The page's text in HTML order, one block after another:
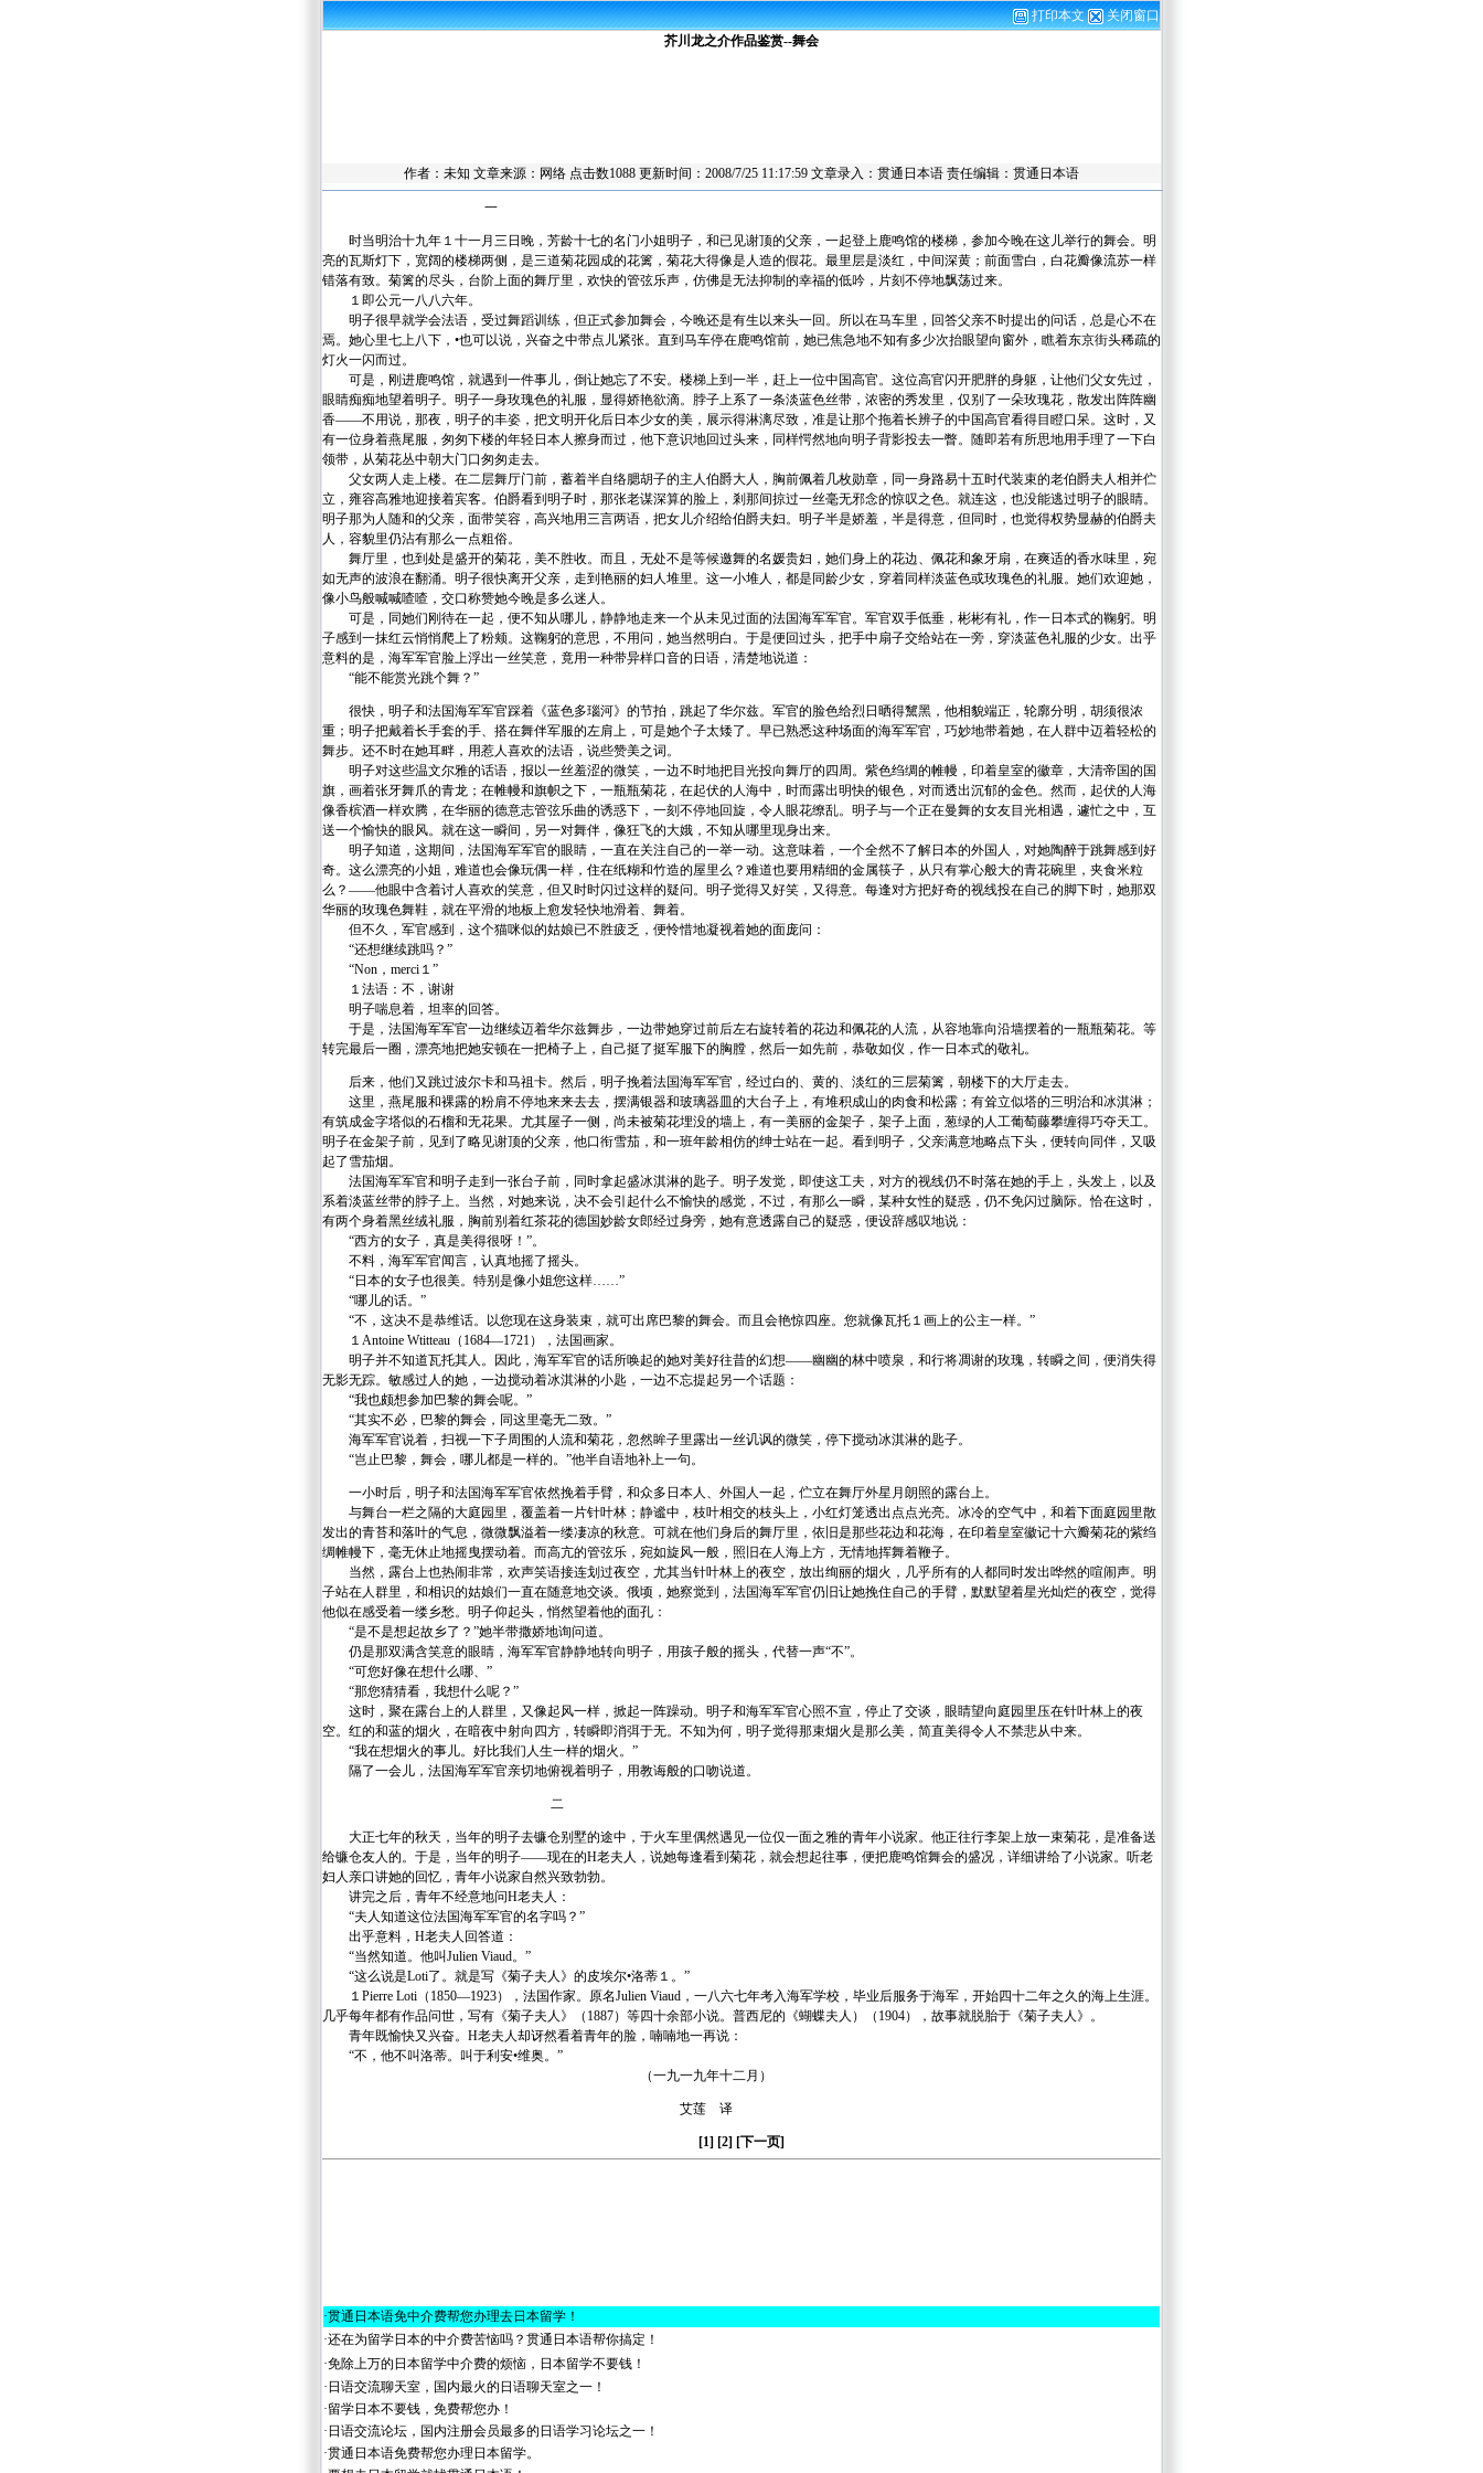
打印本文
关闭窗口
芥川龙之介作品鉴赏--舞会
作者：未知 文章来源： 网络 点击数1088 更新时间：2008/7/25 11:17:59 文章录入：贯通日本语 责任编辑：贯通日本语
一
时当明治十九年１十一月三日晚，芳龄十七的名门小姐明子，和已见谢顶的父亲，一起登上鹿鸣馆的楼梯，参加今晚在这儿举行的舞会。明
亮的瓦斯灯下，宽阔的楼梯两侧，是三道菊花园成的花篱，菊花大得像是人造的假花。最里层是淡红，中间深黄；前面雪白，白花瓣像流苏一样
错落有致。菊篱的尽头，台阶上面的舞厅里，欢快的管弦乐声，仿佛是无法抑制的幸福的低吟，片刻不停地飘荡过来。
１即公元一八八六年。
明子很早就学会法语，受过舞蹈训练，但正式参加舞会，今晚还是有生以来头一回。所以在马车里，回答父亲不时提出的问话，总是心不在
焉。她心里七上八下，•也可以说，兴奋之中带点儿紧张。直到马车停在鹿鸣馆前，她已焦急地不知有多少次抬眼望向窗外，瞧着东京街头稀疏的
灯火一闪而过。
可是，刚进鹿鸣馆，就遇到一件事儿，倒让她忘了不安。楼梯上到一半，赶上一位中国高官。这位高官闪开肥胖的身躯，让他们父女先过，
眼睛痴痴地望着明子。明子一身玫瑰色的礼服，显得娇艳欲滴。脖子上系了一条淡蓝色丝带，浓密的秀发里，仅别了一朵玫瑰花，散发出阵阵幽
香——不用说，那夜，明子的丰姿，把文明开化后日本少女的美，展示得淋漓尽致，准是让那个拖着长辨子的中国高官看得目瞪口呆。这时，又
有一位身着燕尾服，匆匆下楼的年轻日本人擦身而过，他下意识地回过头来，同样愕然地向明子背影投去一瞥。随即若有所思地用手理了一下白
领带，从菊花丛中朝大门口匆匆走去。
父女两人走上楼。在二层舞厅门前，蓄着半自络腮胡子的主人伯爵大人，胸前佩着几枚勋章，同一身路易十五时代装束的老伯爵夫人相并伫
立，雍容高雅地迎接着宾客。伯爵看到明子时，那张老谋深算的脸上，剎那间掠过一丝毫无邪念的惊叹之色。就连这，也没能逃过明子的眼睛。
明子那为人随和的父亲，面带笑容，高兴地用三言两语，把女儿介绍给伯爵夫妇。明子半是娇羞，半是得意，但同时，也觉得权势显赫的伯爵夫
人，容貌里仍沾有那么一点粗俗。
舞厅里，也到处是盛开的菊花，美不胜收。而且，无处不是等候邀舞的名媛贵妇，她们身上的花边、佩花和象牙扇，在爽适的香水味里，宛
如无声的波浪在翻涌。明子很快离开父亲，走到艳丽的妇人堆里。这一小堆人，都是同龄少女，穿着同样淡蓝色或玫瑰色的礼服。她们欢迎她，
像小鸟般喊喊喳喳，交口称赞她今晚是多么迷人。
可是，同她们刚待在一起，便不知从哪儿，静静地走来一个从未见过面的法国海军军官。军官双手低垂，彬彬有礼，作一日本式的鞠躬。明
子感到一抹红云悄悄爬上了粉颊。这鞠躬的意思，不用问，她当然明白。于是便回过头，把手中扇子交给站在一旁，穿淡蓝色礼服的少女。出乎
意料的是，海军军官脸上浮出一丝笑意，竟用一种带异样口音的日语，清楚地说道：
“能不能赏光跳个舞？”
很快，明子和法国海军军官踩着《蓝色多瑙河》的节拍，跳起了华尔兹。军官的脸色给烈日晒得黧黑，他相貌端正，轮廓分明，胡须很浓
重；明子把戴着长手套的手、搭在舞伴军服的左肩上，可是她个子太矮了。早已熟悉这种场面的海军军官，巧妙地带着她，在人群中迈着轻松的
舞步。还不时在她耳畔，用惹人喜欢的法语，说些赞美之词。
明子对这些温文尔雅的话语，报以一丝羞涩的微笑，一边不时地把目光投向舞厅的四周。紫色绉绸的帷幔，印着皇室的徽章，大清帝国的国
旗，画着张牙舞爪的青龙；在帷幔和旗帜之下，一瓶瓶菊花，在起伏的人海中，时而露出明快的银色，对而透出沉郁的金色。然而，起伏的人海
像香槟酒一样欢腾，在华丽的德意志管弦乐曲的诱惑下，一刻不停地回旋，令人眼花缭乱。明子与一个正在曼舞的女友目光相遇，遽忙之中，互
送一个愉快的眼风。就在这一瞬间，另一对舞伴，像狂飞的大娥，不知从哪里现身出来。
明子知道，这期间，法国海军军官的眼睛，一直在关注自己的一举一动。这意味着，一个全然不了解日本的外国人，对她陶醉于跳舞感到好
奇。这么漂亮的小姐，难道也会像玩偶一样，住在纸糊和竹造的屋里么？难道也要用精细的金属筷子，从只有掌心般大的青花碗里，夹食米粒
么？——他眼中含着讨人喜欢的笑意，但又时时闪过这样的疑问。明子觉得又好笑，又得意。每逢对方把好奇的视线投在自己的脚下时，她那双
华丽的玫瑰色舞鞋，就在平滑的地板上愈发轻快地滑着、舞着。
但不久，军官感到，这个猫咪似的姑娘已不胜疲乏，便怜惜地凝视着她的面庞问：
“还想继续跳吗？”
“Non，merci１”
１法语：不，谢谢
明子喘息着，坦率的回答。
于是，法国海军军官一边继续迈着华尔兹舞步，一边带她穿过前后左右旋转着的花边和佩花的人流，从容地靠向沿墙摆着的一瓶瓶菊花。等
转完最后一圈，漂亮地把她安顿在一把椅子上，自己挺了挺军服下的胸膛，然后一如先前，恭敬如仪，作一日本式的敬礼。
后来，他们又跳过波尔卡和马祖卡。然后，明子挽着法国海军军官，经过白的、黄的、淡红的三层菊篱，朝楼下的大厅走去。
这里，燕尾服和裸露的粉肩不停地来来去去，摆满银器和玻璃器皿的大台子上，有堆积成山的肉食和松露；有耸立似塔的三明治和冰淇淋；
有筑成金字塔似的石榴和无花果。尤其屋子一侧，尚未被菊花埋没的墙上，有一美丽的金架子，架子上面，葱绿的人工葡萄藤攀缠得巧夺天工。
明子在金架子前，见到了略见谢顶的父亲，他口衔雪茄，和一班年龄相仿的绅士站在一起。看到明子，父亲满意地略点下头，便转向同伴，又吸
起了雪茄烟。
法国海军军官和明子走到一张台子前，同时拿起盛冰淇淋的匙子。明子发觉，即使这工夫，对方的视线仍不时落在她的手上，头发上，以及
系着淡蓝丝带的脖子上。当然，对她来说，决不会引起什么不愉快的感觉，不过，有那么一瞬，某种女性的疑惑，仍不免闪过脑际。恰在这时，
有两个身着黑丝绒礼服，胸前别着红茶花的德国妙龄女郎经过身旁，她有意透露自己的疑惑，便设辞感叹地说：
“西方的女子，真是美得很呀！”。
不料，海军军官闻言，认真地摇了摇头。
“日本的女子也很美。特别是像小姐您这样……”
“哪儿的话。”
“不，这决不是恭维话。以您现在这身装束，就可出席巴黎的舞会。而且会艳惊四座。您就像瓦托１画上的公主一样。”
１Antoine Wtitteau（1684—1721），法国画家。
明子并不知道瓦托其人。因此，海军军官的话所唤起的她对美好往昔的幻想——幽幽的林中喷泉，和行将凋谢的玫瑰，转瞬之间，便消失得
无影无踪。敏感过人的她，一边搅动着冰淇淋的小匙，一边不忘提起另一个话题：
“我也颇想参加巴黎的舞会呢。”
“其实不必，巴黎的舞会，同这里毫无二致。”
海军军官说着，扫视一下子周围的人流和菊花，忽然眸子里露出一丝讥讽的微笑，停下搅动冰淇淋的匙子。
“岂止巴黎，舞会，哪儿都是一样的。”他半自语地补上一句。
一小时后，明子和法国海军军官依然挽着手臂，和众多日本人、外国人一起，伫立在舞厅外星月朗照的露台上。
与舞台一栏之隔的大庭园里，覆盖着一片针叶林；静谧中，枝叶相交的枝头上，小红灯笼透出点点光亮。冰冷的空气中，和着下面庭园里散
发出的青苔和落叶的气息，微微飘溢着一缕凄凉的秋意。可就在他们身后的舞厅里，依旧是那些花边和花海，在印着皇室徽记十六瓣菊花的紫绉
绸帷幔下，毫无休止地摇曳摆动着。而高亢的管弦乐，宛如旋风一般，照旧在人海上方，无情地挥舞着鞭子。
当然，露台上也热闹非常，欢声笑语接连划过夜空，尤其当针叶林上的夜空，放出绚丽的烟火，几乎所有的人都同时发出哗然的喧闹声。明
子站在人群里，和相识的姑娘们一直在随意地交谈。俄顷，她察觉到，法国海军军官仍旧让她挽住自己的手臂，默默望着星光灿烂的夜空，觉得
他似在感受着一缕乡愁。明子仰起头，悄然望着他的面孔：
“是不是想起故乡了？”她半带撒娇地询问道。
仍是那双满含笑意的眼睛，海军军官静静地转向明子，用孩子般的摇头，代替一声“不”。
“可您好像在想什么哪、”
“那您猜猜看，我想什么呢？”
这时，聚在露台上的人群里，又像起风一样，掀起一阵躁动。明子和海军军官心照不宣，停止了交谈，眼睛望向庭园里压在针叶林上的夜
空。红的和蓝的烟火，在暗夜中射向四方，转瞬即消弭于无。不知为何，明子觉得那束烟火是那么美，简直美得令人不禁悲从中来。
“我在想烟火的事儿。好比我们人生一样的烟火。”
隔了一会儿，法国海军军官亲切地俯视着明子，用教诲般的口吻说道。
二
大正七年的秋天，当年的明子去镰仓别墅的途中，于火车里偶然遇见一位仅一面之雅的青年小说家。他正往行李架上放一束菊花，是准备送
给镰仓友人的。于是，当年的明子——现在的H老夫人，说她每逢看到菊花，就会想起往事，便把鹿鸣馆舞会的盛况，详细讲给了小说家。听老
妇人亲口讲她的回忆，青年小说家自然兴致勃勃。
讲完之后，青年不经意地问H老夫人：
“夫人知道这位法国海军军官的名字吗？”
出乎意料，H老夫人回答道：
“当然知道。他叫Julien Viaud。”
“这么说是Loti了。就是写《菊子夫人》的皮埃尔•洛蒂１。”
１Pierre Loti（1850—1923），法国作家。原名Julien Viaud，一八六七年考入海军学校，毕业后服务于海军，开始四十二年之久的海上生涯。
几乎每年都有作品问世，写有《菊子夫人》（1887）等四十余部小说。普西尼的《蝴蝶夫人）（1904），故事就脱胎于《菊子夫人》。
青年既愉快又兴奋。H老夫人却讶然看着青年的脸，喃喃地一再说：
“不，他不叫洛蒂。叫于利安•维奥。”
（一九一九年十二月）
艾莲 译
[1] [2] [下一页]
·贯通日本语免中介费帮您办理去日本留学！
·还在为留学日本的中介费苦恼吗？贯通日本语帮你搞定！
·免除上万的日本留学中介费的烦恼，日本留学不要钱！
· 日语交流聊天室，国内最火的日语聊天室之一！
·留学日本不要钱，免费帮您办！
· 日语交流论坛，国内注册会员最多的日语学习论坛之一！
·贯通日本语免费帮您办理日本留学。